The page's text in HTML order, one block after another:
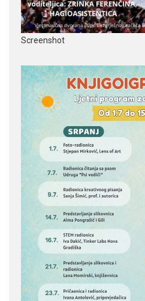
Screenshot